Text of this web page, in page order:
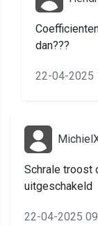
dan???
22-04-2025
Schrale troost
uitgeschakeld
22-04-2025